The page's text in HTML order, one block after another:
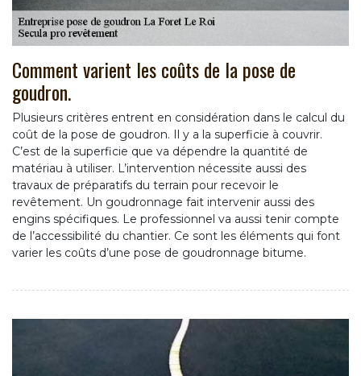
Comment varient les coûts de la pose de
goudron.
Plusieurs critères entrent en considération dans le calcul du
coût de la pose de goudron. Il y a la superficie à couvrir.
C’est de la superficie que va dépendre la quantité de
matériau à utiliser. L’intervention nécessite aussi des
travaux de préparatifs du terrain pour recevoir le
revêtement. Un goudronnage fait intervenir aussi des
engins spécifiques. Le professionnel va aussi tenir compte
de l’accessibilité du chantier. Ce sont les éléments qui font
varier les coûts d’une pose de goudronnage bitume.